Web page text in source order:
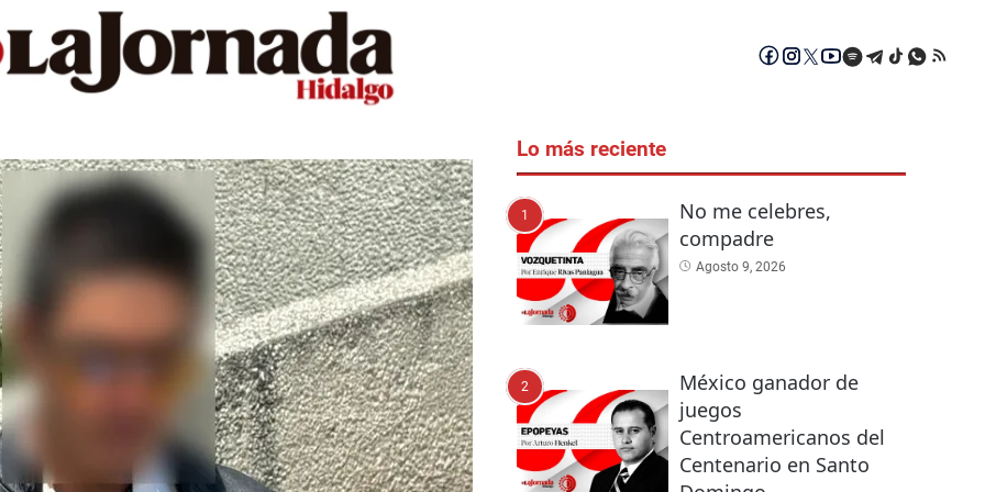
Lo más reciente
1
No me celebres,
compadre
Agosto 9, 2026
2
México ganador de
juegos
Centroamericanos del
Centenario en Santo